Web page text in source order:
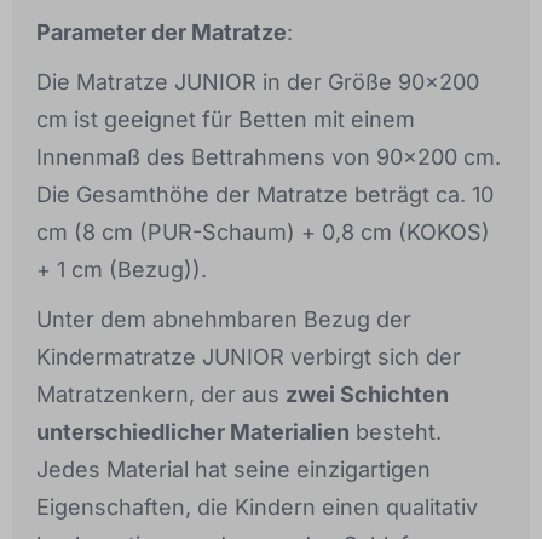
Parameter der Matratze:
Die Matratze JUNIOR in der Größe 90x200
cm ist geeignet für Betten mit einem
Innenmaß des Bettrahmens von 90x200 cm.
Die Gesamthöhe der Matratze beträgt ca. 10
cm (8 cm (PUR-Schaum) + 0,8 cm (KOKOS)
+ 1 cm (Bezug)).
Unter dem abnehmbaren Bezug der
Kindermatratze JUNIOR verbirgt sich der
Matratzenkern, der aus zwei Schichten
unterschiedlicher Materialien besteht.
Jedes Material hat seine einzigartigen
Eigenschaften, die Kindern einen qualitativ